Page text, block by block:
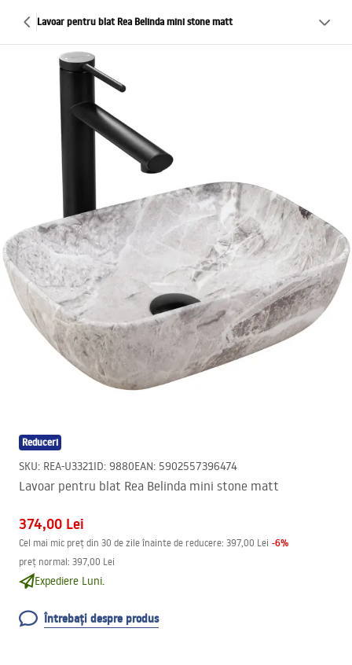
Lavoar pentru blat Rea Belinda mini stone matt
Reduceri
SKU: REA-U3321ID: 9880EAN: 5902557396474
Lavoar pentru blat Rea Belinda mini stone matt
374,00 Lei
Cel mai mic preț din 30 de zile înainte de reducere: 397,00 Lei -6%
preț normal: 397,00 Lei
Expediere Luni.
Întrebați despre produs